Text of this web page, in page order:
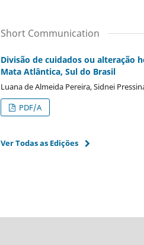
Short Communication
Divisão de cuidados ou alteração
Mata Atlântica, Sul do Brasil
Luana de Almeida Pereira, Sidnei
PDF/A
Ver Todas as Edições